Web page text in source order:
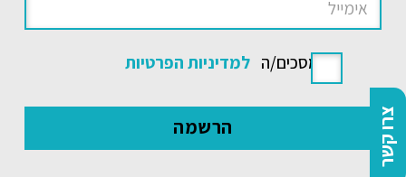
צרו קשר
אני מסכים/ה למדיניות הפרטיות